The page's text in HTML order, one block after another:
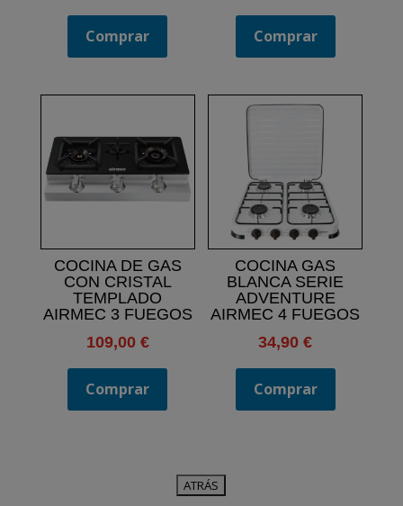
Comprar Comprar
COCINA DE GAS
CON CRISTAL
TEMPLADO
AIRMEC 3 FUEGOS
109,00 €
Comprar
COCINA GAS
BLANCA SERIE
ADVENTURE
AIRMEC 4 FUEGOS
34,90€
Comprar